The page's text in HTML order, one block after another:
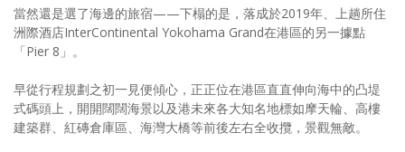
當然還是選了海邊的旅宿——下榻的是，落成於2019年、上趟所住
洲際酒店InterContinental Yokohama Grand在港區的另一據點
「Pier 8」。
早從行程規劃之初一見便傾心，正正位在港區直直伸向海中的凸堤
式碼頭上，開開闊闊海景以及港未來各大知名地標如摩天輪、高樓
建築群、紅磚倉庫區、海灣大橋等前後左右全收攬，景觀無敵。